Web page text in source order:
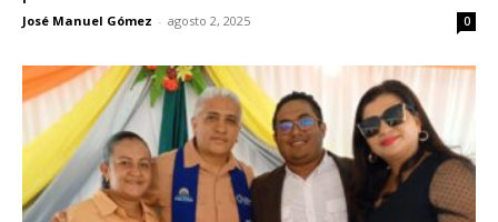
José Manuel Gómez - agosto 2, 2025 0